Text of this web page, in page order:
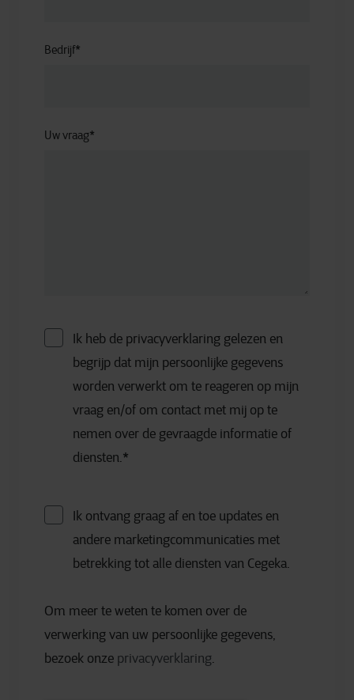
Bedrijf*
Uw vraag*
Ik heb de privacyverklaring gelezen en
begrijp dat mijn persoonlijke gegevens
worden verwerkt om te reageren op mijn
vraag en/of om contact met mij op te
nemen over de gevraagde informatie of
diensten.*
Ik ontvang graag af en toe updates en
andere marketingcommunicaties met
betrekking tot alle diensten van Cegeka.
Om meer te weten te komen over de
verwerking van uw persoonlijke gegevens,
bezoek onze privacyverklaring.